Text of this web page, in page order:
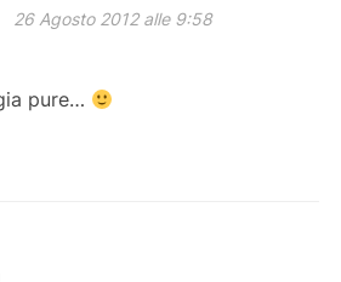
26 Agosto 2012 alle 9:58
pure…